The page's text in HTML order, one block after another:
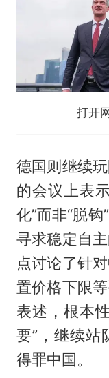
打开
德国则继续
的会议上表
化”而非“脱
寻求稳定自
点讨论了针
置价格下限
表述，根本
要”，继续站
得罪中国。